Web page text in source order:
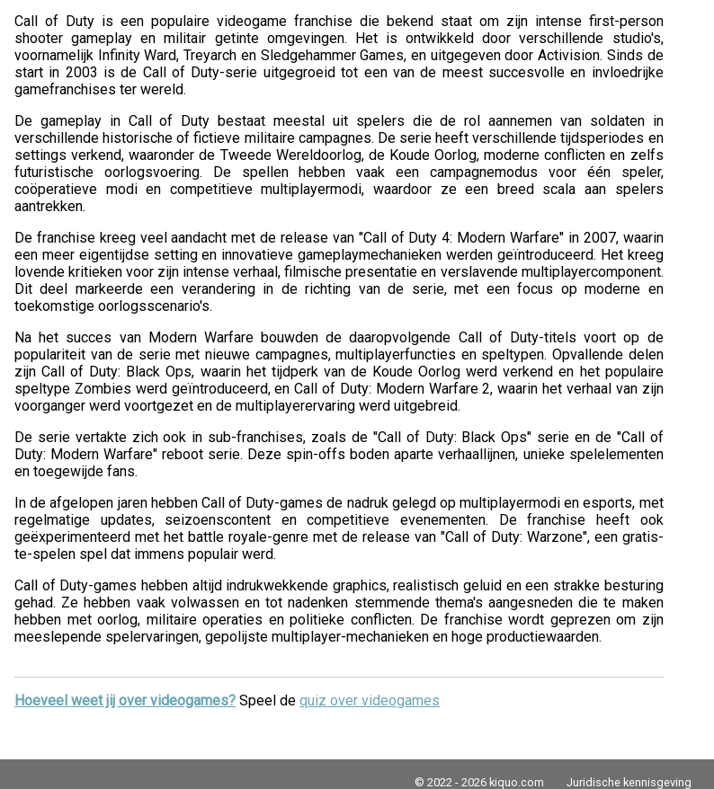
Call of Duty is een populaire videogame franchise die bekend staat om zijn intense first-person
shooter gameplay en militair getinte omgevingen. Het is ontwikkeld door verschillende studio's,
voornamelijk Infinity Ward, Treyarch en Sledgehammer Games, en uitgegeven door Activision. Sinds de
start in 2003 is de Call of Duty-serie uitgegroeid tot een van de meest succesvolle en invloedrijke
gamefranchises ter wereld.
De gameplay in Call of Duty bestaat meestal uit spelers die de rol aannemen van soldaten in
verschillende historische of fictieve militaire campagnes. De serie heeft verschillende tijdsperiodes en
settings verkend, waaronder de Tweede Wereldoorlog, de Koude Oorlog, moderne conflicten en zelfs
futuristische oorlogsvoering. De spellen hebben vaak een campagnemodus voor één speler,
coöperatieve modi en competitieve multiplayermodi, waardoor ze een breed scala aan spelers
aantrekken.
De franchise kreeg veel aandacht met de release van "Call of Duty 4: Modern Warfare" in 2007, waarin
een meer eigentijdse setting en innovatieve gameplaymechanieken werden geïntroduceerd. Het kreeg
lovende kritieken voor zijn intense verhaal, filmische presentatie en verslavende multiplayercomponent.
Dit deel markeerde een verandering in de richting van de serie, met een focus op moderne en
toekomstige oorlogsscenario's.
Na het succes van Modern Warfare bouwden de daaropvolgende Call of Duty-titels voort op de
populariteit van de serie met nieuwe campagnes, multiplayerfuncties en speltypen. Opvallende delen
zijn Call of Duty: Black Ops, waarin het tijdperk van de Koude Oorlog werd verkend en het populaire
speltype Zombies werd geïntroduceerd, en Call of Duty: Modern Warfare 2, waarin het verhaal van zijn
voorganger werd voortgezet en de multiplayerervaring werd uitgebreid.
De serie vertakte zich ook in sub-franchises, zoals de "Call of Duty: Black Ops" serie en de "Call of
Duty: Modern Warfare" reboot serie. Deze spin-offs boden aparte verhaallijnen, unieke spelelementen
en toegewijde fans.
In de afgelopen jaren hebben Call of Duty-games de nadruk gelegd op multiplayermodi en esports, met
regelmatige updates, seizoenscontent en competitieve evenementen. De franchise heeft ook
geëxperimenteerd met het battle royale-genre met de release van "Call of Duty: Warzone", een gratis-
te-spelen spel dat immens populair werd.
Call of Duty-games hebben altijd indrukwekkende graphics, realistisch geluid en een strakke besturing
gehad. Ze hebben vaak volwassen en tot nadenken stemmende thema's aangesneden die te maken
hebben met oorlog, militaire operaties en politieke conflicten. De franchise wordt geprezen om zijn
meeslepende spelervaringen, gepolijste multiplayer-mechanieken en hoge productiewaarden.
Hoeveel weet jij over videogames? Speel de quiz over videogames
© 2022 - 2026 kiquo.com Juridische kennisgeving